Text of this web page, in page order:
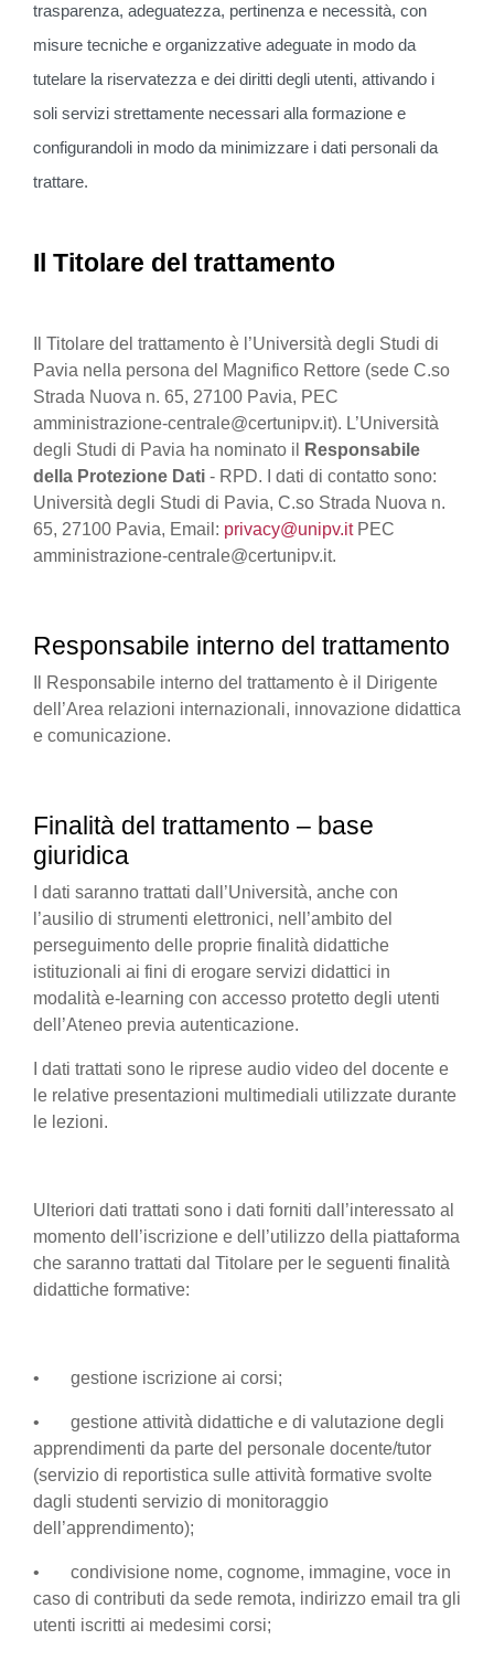
trasparenza, adeguatezza, pertinenza e necessità, con
misure tecniche e organizzative adeguate in modo da
tutelare la riservatezza e dei diritti degli utenti, attivando i
soli servizi strettamente necessari alla formazione e
configurandoli in modo da minimizzare i dati personali da
trattare.
Il Titolare del trattamento
Il Titolare del trattamento è l’Università degli Studi di
Pavia nella persona del Magnifico Rettore (sede C.so
Strada Nuova n. 65, 27100 Pavia, PEC
amministrazione-centrale@certunipv.it). L’Università
degli Studi di Pavia ha nominato il
Responsabile
della Protezione Dati - RPD. I dati di contatto sono:
Università degli Studi di Pavia, C.so Strada Nuova n.
65, 27100 Pavia, Email: privacy@unipv.itPEC
amministrazione-centrale@certunipv.it.
Responsabile interno del trattamento
Il Responsabile interno del trattamento è il Dirigente
dell’Area relazioni internazionali, innovazione didattica
e comunicazione.
Finalità del trattamento – base
giuridica
I dati saranno trattati dall’Università, anche con
l’ausilio di strumenti elettronici, nell’ambito del
perseguimento delle proprie finalità didattiche
istituzionali ai fini di erogare servizi didattici in
modalità e-learning con accesso protetto degli utenti
dell’Ateneo previa autenticazione.
I dati trattati sono le riprese audio video del docente e
le relative presentazioni multimediali utilizzate durante
le lezioni.
Ulteriori dati trattati sono i dati forniti dall’interessato al
momento dell’iscrizione e dell’utilizzo della piattaforma
che saranno trattati dal Titolare per le seguenti finalità
didattiche formative:
• gestione iscrizione ai corsi;
• gestione attività didattiche e di valutazione degli
apprendimenti da parte del personale docente/tutor
(servizio di reportistica sulle attività formative svolte
dagli studenti servizio di monitoraggio
dell’apprendimento);
• condivisione nome, cognome, immagine, voce in
caso di contributi da sede remota, indirizzo email tra gli
utenti iscritti ai medesimi corsi;